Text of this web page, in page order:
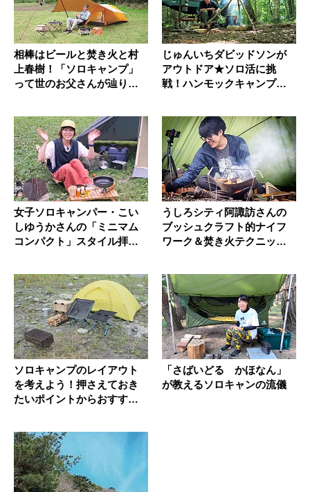
相棒はビールと焚き火と村
上春樹！「ソロキャンプ」
って世のお父さんが辿り着
じゅんいちダビッドソンが
アウトドア★ソロ活に挑
戦！ハンモックキャンプの
女子ソロキャンパー・こい
しゆうかさんの「ミニマム
コンパクト」スタイル拝
うしろシティ阿諏訪さんの
ブッシュクラフト的ナイフ
ワーク＆焚き火テクニック
ソロキャンプのレイアウト
を考えよう！押さえておき
たいポイントからおすすめ
「さばいどる かほなん」
が教えるソロキャンの流儀